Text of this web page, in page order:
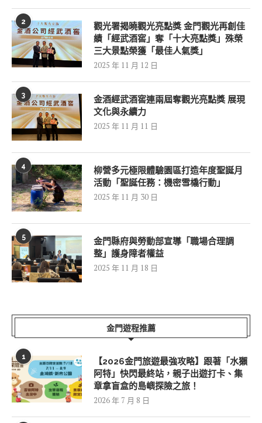
2
觀光署揭曉觀光亮點獎 金門觀光再創佳
績「經武酒窖」奪「十大亮點獎」殊榮
三大景點榮獲「最佳人氣獎」
2025 年 11 月 12 日
3
金酒經武酒窖連兩屆奪觀光亮點獎 展現
文化與永續力
2025 年 11 月 11 日
4
柳營多元極限體驗園區打造年度聖誕月
活動「聖誕任務：機密雪橇行動」
2025 年 11 月 30 日
5
金門縣府與勞動部宣導「職場合理調
整」護身障者權益
2025 年 11 月 18 日
金門遊程推薦
1
【2026金門旅遊最強攻略】跟著「水獺
阿特」快閃最終站，親子出遊打卡、集
章拿盲盒的島嶼探險之旅！
2026 年 7 月 8 日